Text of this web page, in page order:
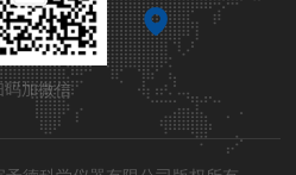
码加微信